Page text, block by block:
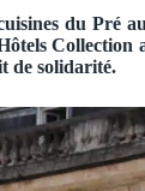
du Pré
de solidarité.